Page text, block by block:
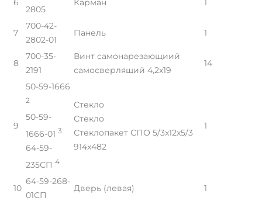
6
2805
Карман 1
7
700-42-
2802-01
Панель 1
8
700-35-
2191
Винт самонарезающиий
самосверлящий 4,2x19
14
9
50-59-1666
2
50-59-
1666-01 3
64-59-
235СП 4
Стекло
Стекло
Стеклопакет СПО 5/3x12x5/3
914x482
1
10
64-59-268-
01СП
Дверь (левая) 1